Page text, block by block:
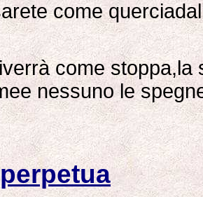
come
come stoppa,la
nessuno le